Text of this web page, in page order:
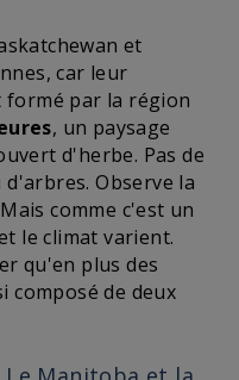
et
car leur
par la région
, un paysage
d'herbe. Pas de
Observe la
comme c'est un
le climat varient.
qu'en plus des
composé de deux